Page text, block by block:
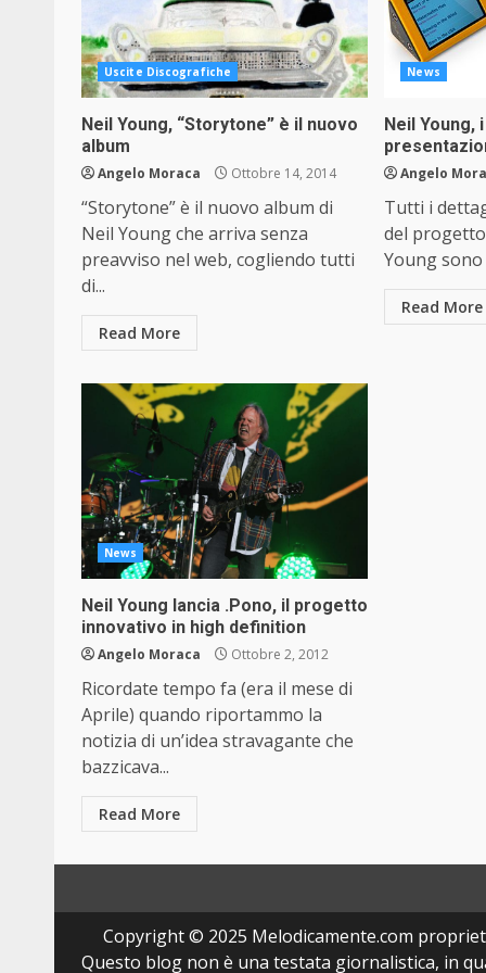
Uscite Discografiche
Neil Young, “Storytone” è il nuovo
album
Angelo Moraca Ottobre 14, 2014
“Storytone” è il nuovo album di
Neil Young che arriva senza
preavviso nel web, cogliendo tutti
di...
Read More
News
Neil Young,
Angelo
Tutti i
del
Young
Read More
News
Neil Young lancia .Pono, il progetto
innovativo in high definition
Angelo Moraca Ottobre 2, 2012
Ricordate tempo fa (era il mese di
Aprile) quando riportammo la
notizia di un’idea stravagante che
bazzicava...
Read More
Copyright © 2025 Melodicamente.com
Questo blog non è una testata giornalistica, in